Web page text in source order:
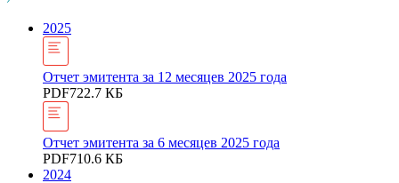
2025
Отчет эмитента за 12 месяцев 2025 года
PDF722.7 КБ
Отчет эмитента за 6 месяцев 2025 года
PDF710.6 КБ
2024